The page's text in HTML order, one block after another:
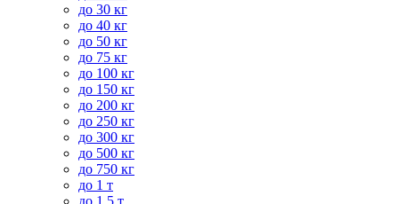
до 30 кг
до 40 кг
до 50 кг
до 75 кг
до 100 кг
до 150 кг
до 200 кг
до 250 кг
до 300 кг
до 500 кг
до 750 кг
до 1 т
до 1.5 т